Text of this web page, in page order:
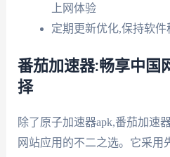
上网体验
定期更新优化,保持软件
番茄加速器:畅享中国
择
除了原子加速器apk,番茄加速
网站应用的不二之选。它采用